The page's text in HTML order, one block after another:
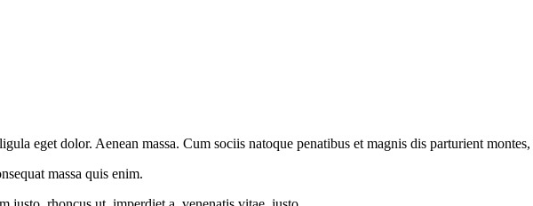
eget dolor. Aenean massa. Cum sociis natoque penatibus et magnis dis parturient
massa quis enim.